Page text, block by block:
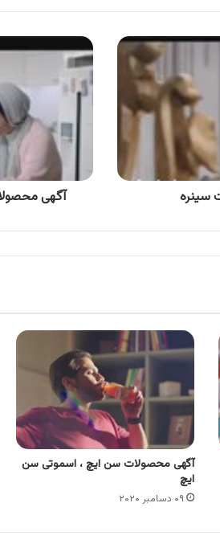
سینره
آگهی
محصولات
سیف
،
کننده
های
آگهی
آگهی محصولات سن ایچ ، اسموتی سن
ایچ
۰۹ دسامبر ۲۰۲۰